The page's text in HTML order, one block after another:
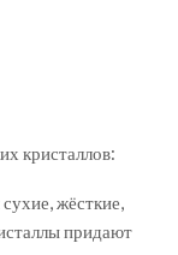
кристаллов:
жёсткие,
придают